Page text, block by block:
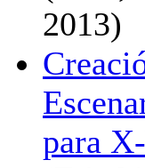
2013)
para